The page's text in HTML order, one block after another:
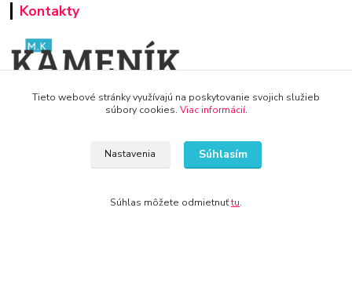
Kontakty
WWW.KRBY-KOTLY.SK
Tieto webové stránky využívajú na poskytovanie svojich služieb
súbory cookies. Viac informácií.
Nastavenia Súhlasím
Súhlas môžete odmietnuťtu.